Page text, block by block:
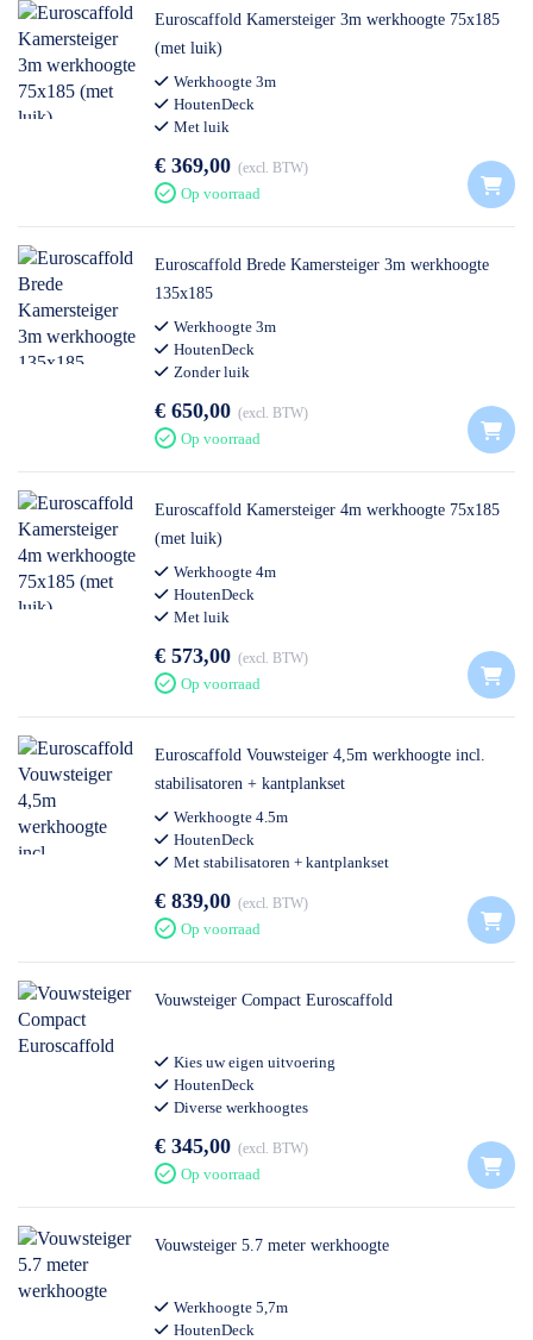
Euroscaffold Kamersteiger 3m werkhoogte 75x185
(met luik)
Werkhoogte 3m
HoutenDeck
Met luik
€ 369,00 excl. BTW
Op voorraad
Euroscaffold Brede Kamersteiger 3m werkhoogte
135x185
Werkhoogte 3m
HoutenDeck
Zonder luik
€ 650,00 excl. BTW
Op voorraad
Euroscaffold Kamersteiger 4m werkhoogte 75x185
(met luik)
Werkhoogte 4m
HoutenDeck
Met luik
€ 573,00 excl. BTW
Op voorraad
Euroscaffold Vouwsteiger 4,5m werkhoogte incl.
stabilisatoren + kantplankset
Werkhoogte 4.5m
HoutenDeck
Met stabilisatoren + kantplankset
€ 839,00 excl. BTW
Op voorraad
Vouwsteiger Compact Euroscaffold
Kies uw eigen uitvoering
HoutenDeck
Diverse werkhoogtes
€ 345,00 excl. BTW
Op voorraad
Vouwsteiger 5.7 meter werkhoogte
Werkhoogte 5,7m
HoutenDeck